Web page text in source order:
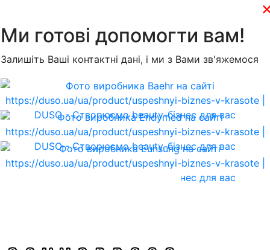
Ми готові допомогти вам!
Залишіть Ваші контактні дані, і ми з Вами зв'яжемося